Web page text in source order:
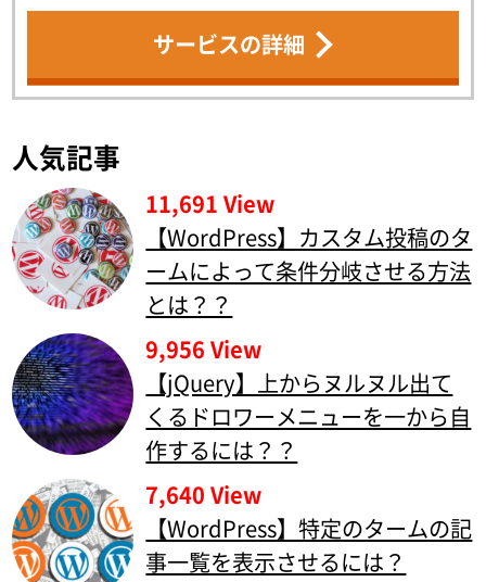
サービスの詳細
人気記事
11,691 View
【WordPress】カスタム投稿のタ
ームによって条件分岐させる方法
とは？？
9,956 View
【jQuery】上からヌルヌル出て
くるドロワーメニューを一から自
作するには？？
7,640 View
【WordPress】特定のタームの記
事一覧を表示させるには？